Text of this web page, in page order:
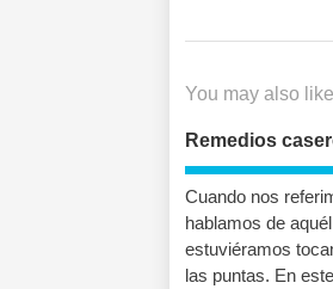
You may also
Remedios
Cuando nos
hablamos de
estuviéramos
las puntas. En